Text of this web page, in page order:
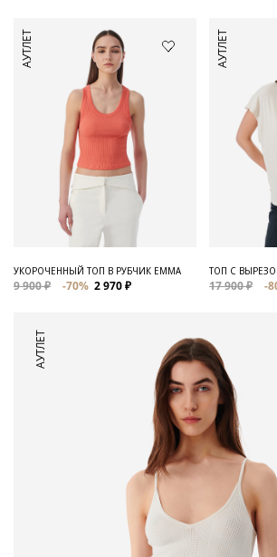
Для нее
Сумки и аксессуары
АУТЛЕТ
УКОРОЧЕННЫЙ ТОП В РУБЧИК EMMA
9 900 ₽ -70% 2 970 ₽
АУТЛЕТ
ТОП С
17 900 ₽ -
АУТЛЕТ